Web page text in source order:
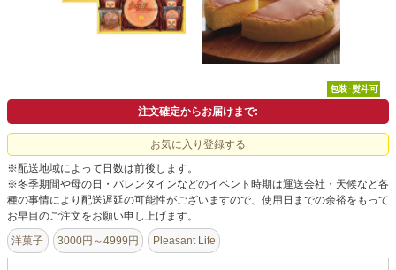
無料サンプル・資料請求
包装･熨斗可
注文確定からお届けまで:
お気に入り登録する
※配送地域によって日数は前後します。
※冬季期間や母の日・バレンタインなどのイベント時期は運送会社・天候など各
種の事情により配送遅延の可能性がございますので、使用日までの余裕をもって
お早目のご注文をお願い申し上げます。
洋菓子 3000円～4999円 Pleasant Life